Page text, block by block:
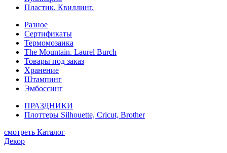
Пластик. Квиллинг.
Разное
Сертификаты
Термомозаика
The Mountain. Laurel Burch
Товары под заказ
Хранение
Штампинг
Эмбоссинг
ПРАЗДНИКИ
Плоттеры Silhouette, Cricut, Brother
смотреть Каталог
Декор